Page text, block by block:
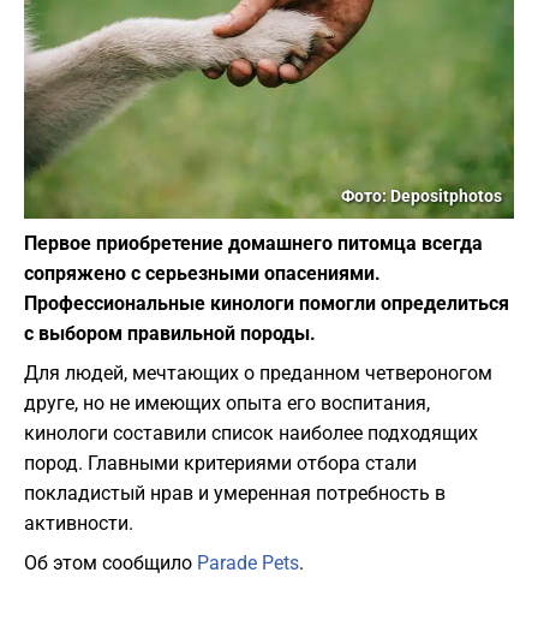
Фото: Depositphotos
Первое приобретение домашнего питомца всегда
сопряжено с серьезными опасениями.
Профессиональные кинологи помогли определиться
с выбором правильной породы.
Для людей, мечтающих о преданном четвероногом
друге, но не имеющих опыта его воспитания,
кинологи составили список наиболее подходящих
пород. Главными критериями отбора стали
покладистый нрав и умеренная потребность в
активности.
Об этом сообщило Parade Pets.